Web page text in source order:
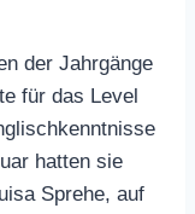
der Jahrgänge
für das Level
hatten sie
Sprehe, auf